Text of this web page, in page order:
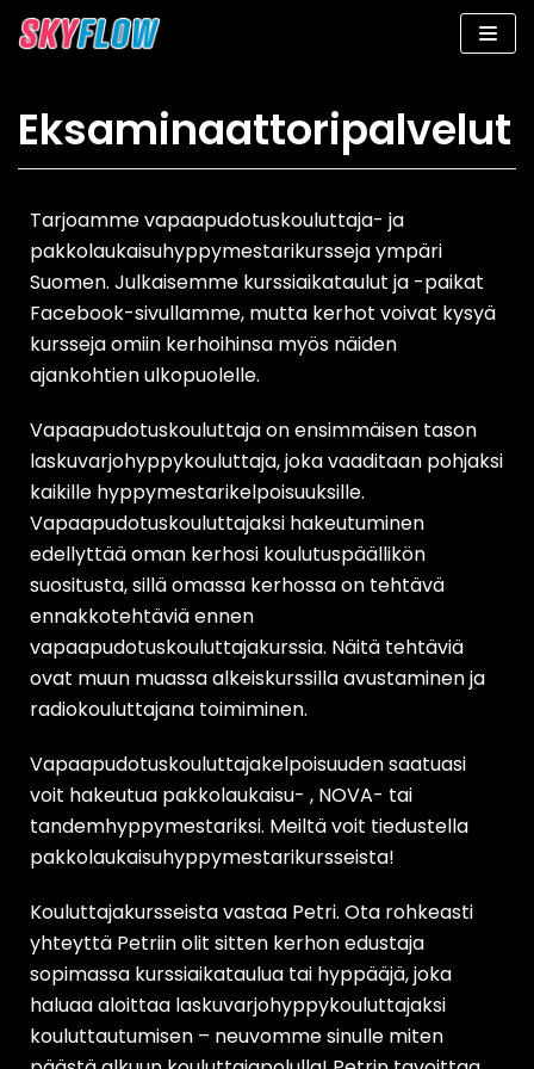
Siirry
suoraan
Eksaminaattoripalvelut
Tarjoamme vapaapudotuskouluttaja- ja
pakkolaukaisuhyppymestarikursseja ympäri
Suomen. Julkaisemme kurssiaikataulut ja -paikat
Facebook-sivullamme, mutta kerhot voivat kysyä
kursseja omiin kerhoihinsa myös näiden
ajankohtien ulkopuolelle.
Vapaapudotuskouluttaja on ensimmäisen tason
laskuvarjohyppykouluttaja, joka vaaditaan pohjaksi
kaikille hyppymestarikelpoisuuksille.
Vapaapudotuskouluttajaksi hakeutuminen
edellyttää oman kerhosi koulutuspäällikön
suositusta, sillä omassa kerhossa on tehtävä
ennakkotehtäviä ennen
vapaapudotuskouluttajakurssia. Näitä tehtäviä
ovat muun muassa alkeiskurssilla avustaminen ja
radiokouluttajana toimiminen.
Vapaapudotuskouluttajakelpoisuuden saatuasi
voit hakeutua pakkolaukaisu- , NOVA- tai
tandemhyppymestariksi. Meiltä voit tiedustella
pakkolaukaisuhyppymestarikursseista!
Kouluttajakursseista vastaa Petri. Ota rohkeasti
yhteyttä Petriin olit sitten kerhon edustaja
sopimassa kurssiaikataulua tai hyppääjä, joka
haluaa aloittaa laskuvarjohyppykouluttajaksi
kouluttautumisen – neuvomme sinulle miten